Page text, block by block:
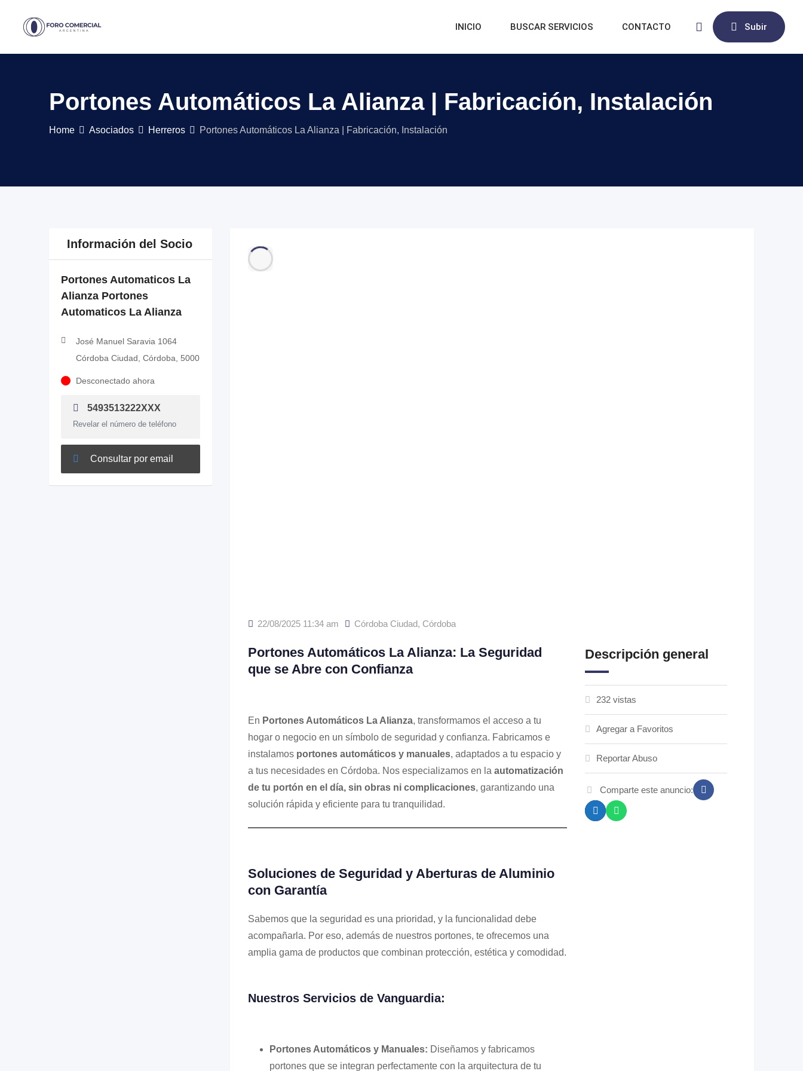
Subir
INICIO BUSCAR SERVICIOS CONTACTO
Portones Automáticos La Alianza | Fabricación, Instalación
Home Asociados Herreros Portones Automáticos La Alianza | Fabricación, Instalación
Información del Socio
Portones Automaticos La
Alianza Portones
Automaticos La Alianza
José Manuel Saravia 1064
Córdoba Ciudad, Córdoba, 5000
Desconectado ahora
5493513222XXX
Revelar el número de teléfono
Consultar por email
22/08/2025 11:34 am Córdoba Ciudad, Córdoba
Portones Automáticos La Alianza: La Seguridad
que se Abre con Confianza
En Portones Automáticos La Alianza, transformamos el acceso a tu
hogar o negocio en un símbolo de seguridad y confianza. Fabricamos e
instalamos portones automáticos y manuales, adaptados a tu espacio y
a tus necesidades en Córdoba. Nos especializamos en la automatización
de tu portón en el día, sin obras ni complicaciones, garantizando una
solución rápida y eficiente para tu tranquilidad.
Soluciones de Seguridad y Aberturas de Aluminio
con Garantía
Sabemos que la seguridad es una prioridad, y la funcionalidad debe
acompañarla. Por eso, además de nuestros portones, te ofrecemos una
amplia gama de productos que combinan protección, estética y comodidad.
Nuestros Servicios de Vanguardia:
Portones Automáticos y Manuales: Diseñamos y fabricamos
portones que se integran perfectamente con la arquitectura de tu
Descripción general
232 vistas
Agregar a Favoritos
Reportar Abuso
Comparte este anuncio: